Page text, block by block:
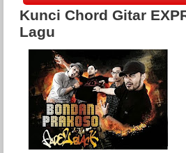
Kunci Chord Gitar
Lagu